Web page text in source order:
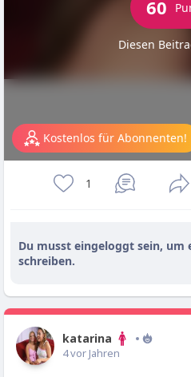
60
Diesen
Kostenlos für Abonnenten!
1
Du musst eingeloggt sein, um
schreiben.
katarina
4 vor Jahren